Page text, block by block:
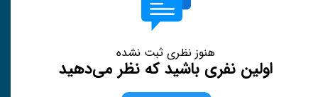
هنوز نظری ثبت نشده
اولین نفری باشید که نظر می‌دهید